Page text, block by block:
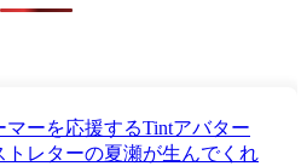
マーを応援するTintアバター
トレターの夏瀬が生んでくれ